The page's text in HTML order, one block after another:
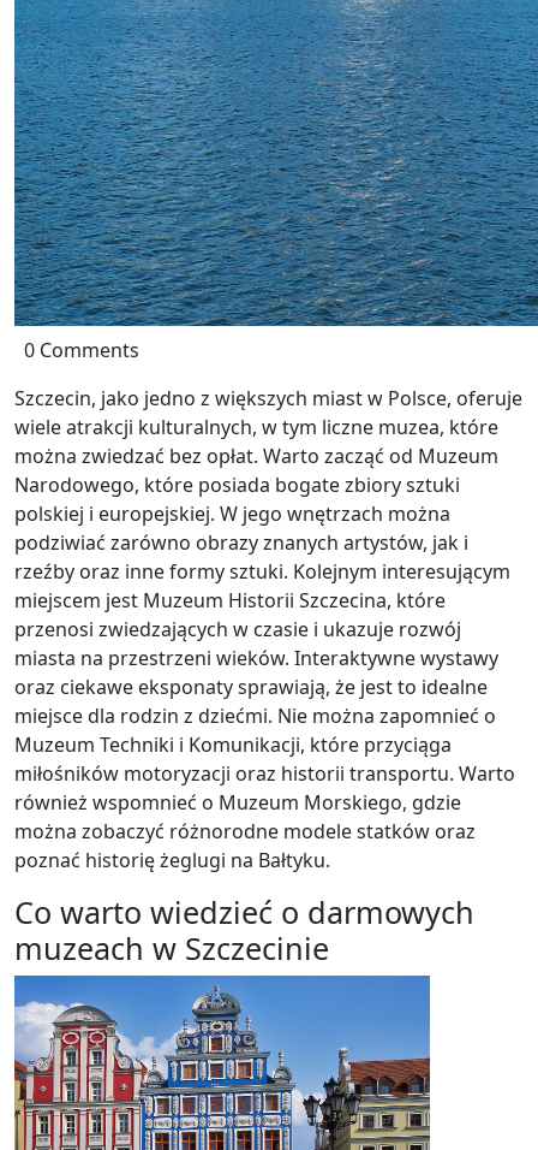
0 Comments
Szczecin, jako jedno z większych miast w Polsce, oferuje
wiele atrakcji kulturalnych, w tym liczne muzea, które
można zwiedzać bez opłat. Warto zacząć od Muzeum
Narodowego, które posiada bogate zbiory sztuki
polskiej i europejskiej. W jego wnętrzach można
podziwiać zarówno obrazy znanych artystów, jak i
rzeźby oraz inne formy sztuki. Kolejnym interesującym
miejscem jest Muzeum Historii Szczecina, które
przenosi zwiedzających w czasie i ukazuje rozwój
miasta na przestrzeni wieków. Interaktywne wystawy
oraz ciekawe eksponaty sprawiają, że jest to idealne
miejsce dla rodzin z dziećmi. Nie można zapomnieć o
Muzeum Techniki i Komunikacji, które przyciąga
miłośników motoryzacji oraz historii transportu. Warto
również wspomnieć o Muzeum Morskiego, gdzie
można zobaczyć różnorodne modele statków oraz
poznać historię żeglugi na Bałtyku.
Co warto wiedzieć o darmowych
muzeach w Szczecinie